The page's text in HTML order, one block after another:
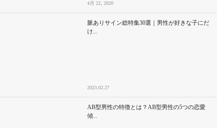
4月 22, 2020
脈ありサイン総特集30選｜男性が好きな子にだ
け...
2023.02.27
AB型男性の特徴とは？AB型男性の5つの恋愛
傾...